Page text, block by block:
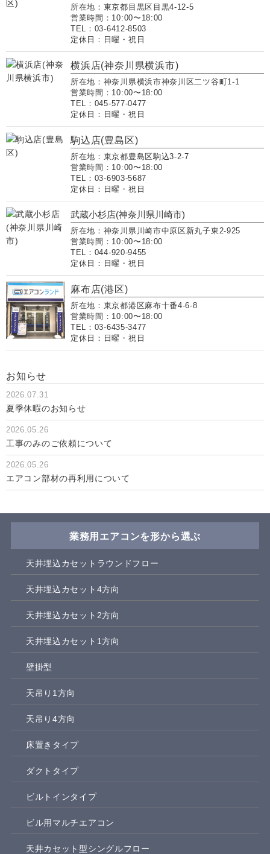
所在地：東京都目黒区目黒4-12-5
営業時間：10:00〜18:00
TEL：03-6412-8503
定休日：日曜・祝日
横浜店(神奈川県横浜市)
所在地：神奈川県横浜市神奈川区二ツ谷町1-1
営業時間：10:00〜18:00
TEL：045-577-0477
定休日：日曜・祝日
駒込店(豊島区)
所在地：東京都豊島区駒込3-2-7
営業時間：10:00〜18:00
TEL：03-6903-5687
定休日：日曜・祝日
武蔵小杉店(神奈川県川崎市)
所在地：神奈川県川崎市中原区新丸子東2-925
営業時間：10:00〜18:00
TEL：044-920-9455
定休日：日曜・祝日
麻布店(港区)
所在地：東京都港区麻布十番4-6-8
営業時間：10:00〜18:00
TEL：03-6435-3477
定休日：日曜・祝日
お知らせ
2026.07.31
夏季休暇のお知らせ
2026.05.26
工事のみのご依頼について
2026.05.26
エアコン部材の再利用について
業務用エアコンを形から選ぶ
天井埋込カセットラウンドフロー
天井埋込カセット4方向
天井埋込カセット2方向
天井埋込カセット1方向
壁掛型
天吊り1方向
天吊り4方向
床置きタイプ
ダクトタイプ
ビルトインタイプ
ビル用マルチエアコン
天井カセット型シングルフロー